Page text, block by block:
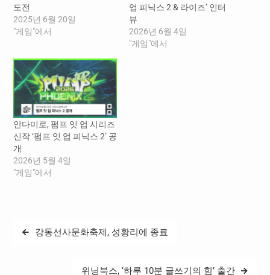
도전
2025년 6월 20일
"게임"에서
업 피닉스 2 & 라이즈’ 인터
뷰
2026년 6월 4일
"게임"에서
안다미로, 펌프 잇 업 시리즈
신작 ‘펌프 잇 업 피닉스 2’ 공
개
2026년 5월 4일
"게임"에서
글
강동선사문화축제, 성황리에 종료
위닝북스, ‘하루 10분 글쓰기의 힘’ 출간